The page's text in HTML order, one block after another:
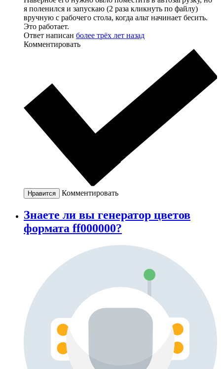
я поленился и запускаю (2 раза кликнуть по файлу)
вручную с рабочего стола, когда альт начинает бесить.
Это работает.
Ответ написан более трёх лет назад
Комментировать
Нравится Комментировать
Знаете ли вы генератор цветов
формата ff000000?